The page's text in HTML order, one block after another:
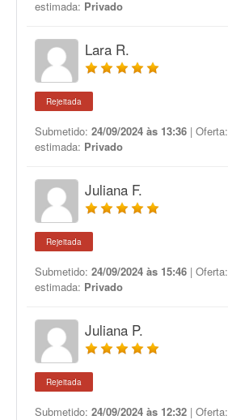
estimada: Privado
Lara R.
Rejeitada
Submetido: 24/09/2024 às 13:36 | Oferta:
estimada: Privado
Juliana F.
Rejeitada
Submetido: 24/09/2024 às 15:46 | Oferta:
estimada: Privado
Juliana P.
Rejeitada
Submetido: 24/09/2024 às 12:32 | Oferta: